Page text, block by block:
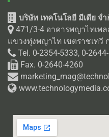
บริษัท เทคโนโลยี มีเดีย จ
471/3-4 อาคารพญาไทเพล
แขวงทุ่งพญาไท เขตราชเทวี
Tel. 0-2354-5333, 0-
Fax. 0-2640-4260